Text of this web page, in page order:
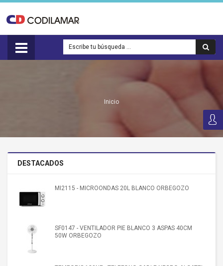
Inicio
DESTACADOS
MI2115 - MICROONDAS 20L BLANCO ORBEGOZO
SF0147 - VENTILADOR PIE BLANCO 3 ASPAS 40CM
50W ORBEGOZO